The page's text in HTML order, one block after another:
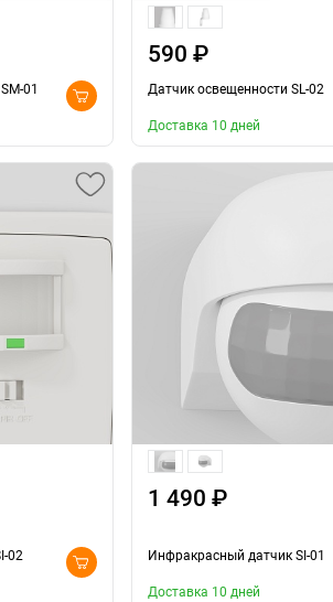
01
590 ₽
Датчик освещенности SL-02
Доставка 10 дней
02
1 490 ₽
Инфракрасный датчик SI-01
Доставка 10 дней